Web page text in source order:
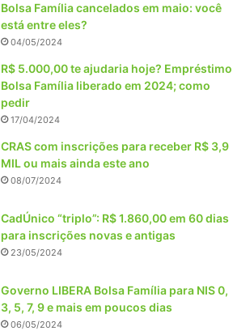
Bolsa Família cancelados em maio: você
está entre eles?
04/05/2024
R$ 5.000,00 te ajudaria hoje? Empréstimo
Bolsa Família liberado em 2024; como
pedir
17/04/2024
CRAS com inscrições para receber R$ 3,9
MIL ou mais ainda este ano
08/07/2024
CadÚnico “triplo”: R$ 1.860,00 em 60 dias
para inscrições novas e antigas
23/05/2024
Governo LIBERA Bolsa Família para NIS 0,
3, 5, 7, 9 e mais em poucos dias
06/05/2024